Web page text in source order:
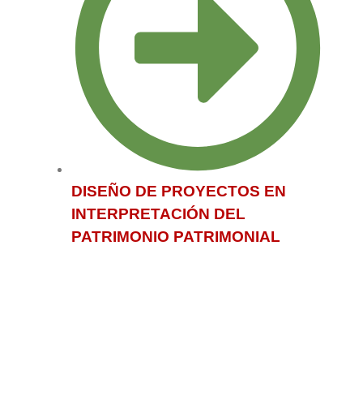
DISEÑO DE PROYECTOS EN
INTERPRETACIÓN DEL
PATRIMONIO PATRIMONIAL